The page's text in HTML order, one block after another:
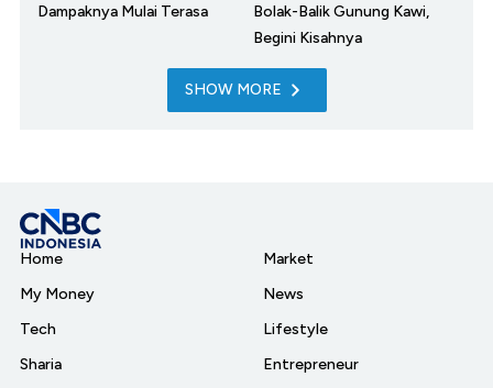
Dampaknya Mulai Terasa
Bolak-Balik Gunung Kawi,
Begini Kisahnya
SHOW MORE
Home
My Money
Tech
Sharia
Market
News
Lifestyle
Entrepreneur